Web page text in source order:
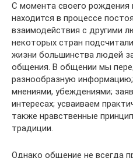
С момента своего рождения
находится в процессе
взаимодействия с другими
некоторых стран
жизни большинства людей
общения. В общении мы
разнообразную
мнениями, убеждениями;
интересах; усваиваем
также нравственные
традиции.
Однако общение не всегда